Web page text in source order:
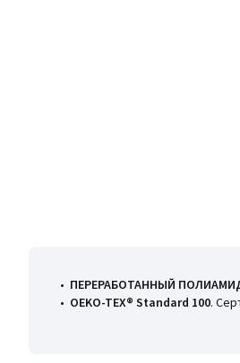
• ПЕРЕРАБОТАННЫЙ
• OEKO-TEX® Standard 100.